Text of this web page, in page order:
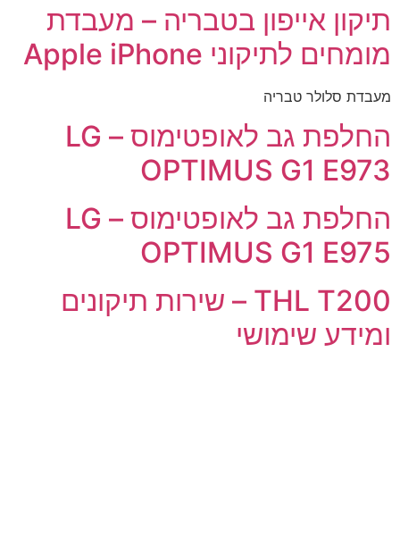
תיקון אייפון בטבריה – מעבדת
מומחים לתיקוני Apple iPhone
מעבדת סלולר טבריה
החלפת גב לאופטימוס – LG
OPTIMUS G1 E973
החלפת גב לאופטימוס – LG
OPTIMUS G1 E975
THL T200 – שירות תיקונים
ומידע שימושי